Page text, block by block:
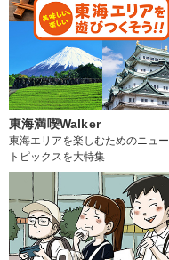
東海満喫Walker
東海エリアを楽しむためのニュ
トピックスを大特集